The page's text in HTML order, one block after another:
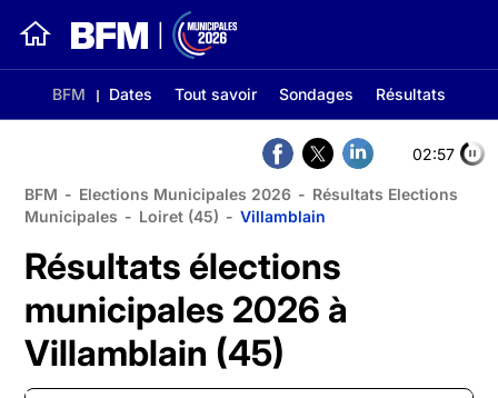
BFM Dates Tout savoir Sondages Résultats
02:56
BFM - Elections Municipales 2026 - Résultats Elections
Municipales - Loiret (45) - Villamblain
Résultats élections
municipales 2026 à
Villamblain (45)